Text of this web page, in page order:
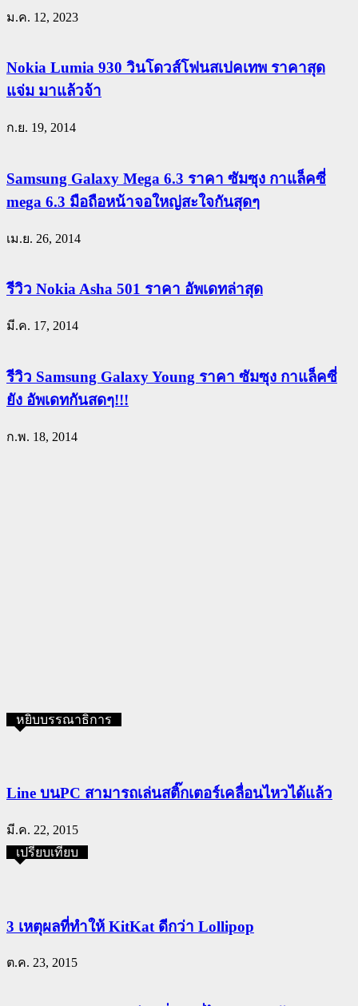
ม.ค. 12, 2023
Nokia Lumia 930 วินโดวส์โฟนสเปคเทพ ราคาสุด
แจ่ม มาแล้วจ้า
ก.ย. 19, 2014
Samsung Galaxy Mega 6.3 ราคา ซัมซุง กาแล็คซี่
mega 6.3 มือถือหน้าจอใหญ่สะใจกันสุดๆ
เม.ย. 26, 2014
รีวิว Nokia Asha 501 ราคา อัพเดทล่าสุด
มี.ค. 17, 2014
รีวิว Samsung Galaxy Young ราคา ซัมซุง กาแล็คซี่
ยัง อัพเดทกันสดๆ!!!
ก.พ. 18, 2014
หยิบบรรณาธิการ
Line บนPC สามารถเล่นสติ๊กเตอร์เคลื่อนไหวได้แล้ว
มี.ค. 22, 2015
เปรียบเทียบ
3 เหตุผลที่ทำให้ KitKat ดีกว่า Lollipop
ต.ค. 23, 2015